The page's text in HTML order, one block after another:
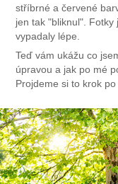
stříbrné a červené
jen tak "bliknul".
vypadaly lépe.
Teď vám ukážu co
úpravou a jak po mé
Projdeme si to krok po